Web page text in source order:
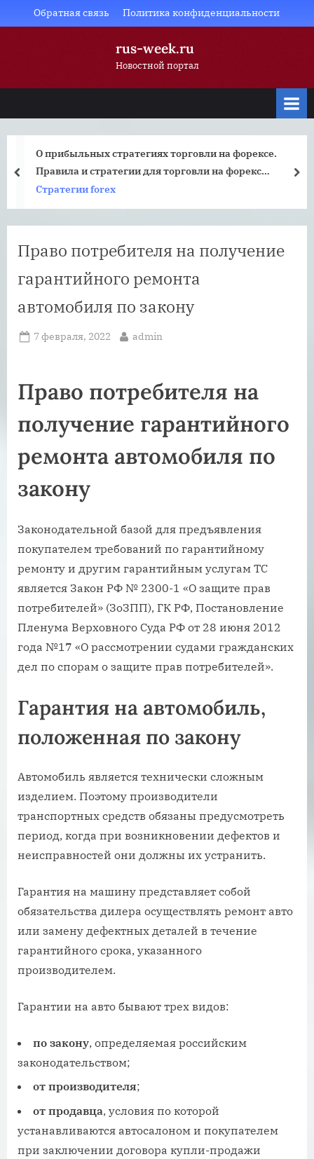
to
Обратная связь Политика конфиденциальности
rus-week.ru
Новостной портал
О прибыльных стратегиях торговли на форексе.
Правила и стратегии для торговли на форекс
Основные стратегии торговли на форекс
Стратегии forex
prev
Право потребителя на получение
гарантийного ремонта
автомобиля по закону
Posted
7 февраля, 2022 By
admin
Право потребителя на
получение гарантийного
ремонта автомобиля по
закону
Законодательной базой для предъявления
покупателем требований по гарантийному
ремонту и другим гарантийным услугам ТС
является Закон РФ № 2300-1 «О защите прав
потребителей» (ЗоЗПП), ГК РФ, Постановление
Пленума Верховного Суда РФ от 28 июня 2012
года №17 «О рассмотрении судами гражданских
дел по спорам о защите прав потребителей».
Гарантия на автомобиль,
положенная по закону
Автомобиль является технически сложным
изделием. Поэтому производители
транспортных средств обязаны предусмотреть
период, когда при возникновении дефектов и
неисправностей они должны их устранить.
Гарантия на машину представляет собой
обязательства дилера осуществлять ремонт авто
или замену дефектных деталей в течение
гарантийного срока, указанного
производителем.
Гарантии на авто бывают трех видов:
по закону, определяемая российским
законодательством;
от производителя;
от продавца, условия по которой
устанавливаются автосалоном и покупателем
при заключении договора купли-продажи